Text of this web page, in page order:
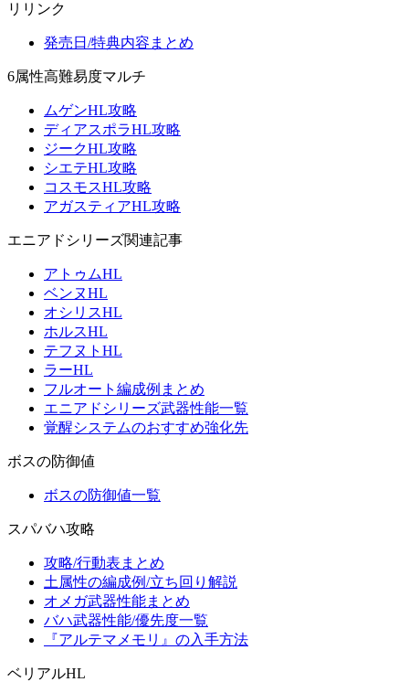
リリンク
発売日/特典内容まとめ
6属性高難易度マルチ
ムゲンHL攻略
ディアスポラHL攻略
ジークHL攻略
シエテHL攻略
コスモスHL攻略
アガスティアHL攻略
エニアドシリーズ関連記事
アトゥムHL
ベンヌHL
オシリスHL
ホルスHL
テフヌトHL
ラーHL
フルオート編成例まとめ
エニアドシリーズ武器性能一覧
覚醒システムのおすすめ強化先
ボスの防御値
ボスの防御値一覧
スパバハ攻略
攻略/行動表まとめ
土属性の編成例/立ち回り解説
オメガ武器性能まとめ
バハ武器性能/優先度一覧
『アルテマメモリ』の入手方法
ベリアルHL